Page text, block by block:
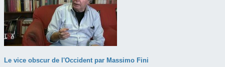
Le vice obscur de l'Occident par Massimo Fini